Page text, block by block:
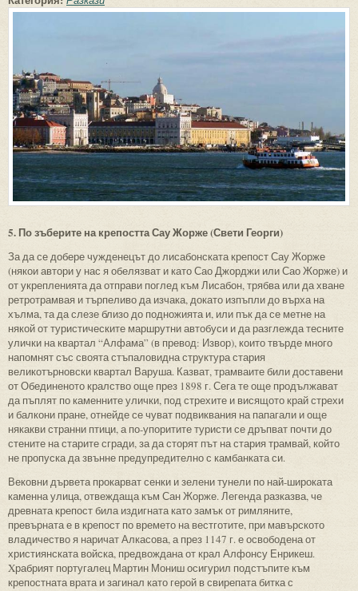
5. По зъберите на крепостта Сау Жорже (Свети Георги)
За да се добере чужденецът до лисабонската крепост Сау Жорже
(някои автори у нас я обелязват и като Сао Джорджи или Сао Жорже) и
от укрепленията да отправи поглед към Лисабон, трябва или да хване
ретротрамвая и търпеливо да изчака, докато изпъпли до върха на
хълма, та да слезе близо до подножията и, или пък да се метне на
някой от туристическите маршрутни автобуси и да разглежда тесните
улички на квартал “Алфама” (в превод: Извор), които твърде много
напомнят със своята стъпаловидна структура стария
великотърновски квартал Варуша. Казват, трамваите били доставени
от Обединеното кралство още през 1898 г. Сега те още продължават
да пъплят по каменните улички, под стрехите и висящото край стрехи
и балкони пране, отнейде се чуват подвиквания на папагали и още
някакви странни птици, а по-упоритите туристи се дръпват почти до
стените на старите сгради, за да сторят път на стария трамвай, който
не пропуска да звънне предупредително с камбанката си.
Вековни дървета прокарват сенки и зелени тунели по най-широката
каменна улица, отвеждаща към Сан Жорже. Легенда разказва, че
древната крепост била издигната като замък от римляните,
превърната е в крепост по времето на вестготите, при мавърското
владичество я наричат Алкасова, а през 1147 г. е освободена от
християнската войска, предвождана от крал Алфонсу Енрикеш.
Xрабрият португалец Мартин Мониш осигурил подстъпите към
крепостната врата и загинал като герой в свирепата битка с